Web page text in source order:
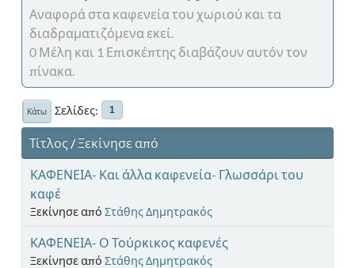
Αναφορά στα καφενεία του χωριού και τα
διαδραματιζόμενα εκεί.
0 Μέλη και 1 Επισκέπτης διαβάζουν αυτόν τον
πίνακα.
Κάτω Σελίδες 1
Τίτλος/Ξεκίνησε από
ΚΑΦΕΝΕΙΑ- Και άλλα καφενεία- Γλωσσάρι του
καφέ
Ξεκίνησε από Στάθης Δημητρακός
ΚΑΦΕΝΕΙΑ- Ο Τούρκικος καφενές
Ξεκίνησε από Στάθης Δημητρακός